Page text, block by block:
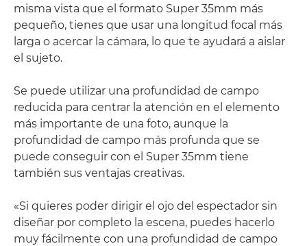
misma vista que el formato Super 35mm más
pequeño, tienes que usar una longitud focal más
larga o acercar la cámara, lo que te ayudará a aislar
el sujeto.
Se puede utilizar una profundidad de campo
reducida para centrar la atención en el elemento
más importante de una foto, aunque la
profundidad de campo más profunda que se
puede conseguir con el Super 35mm tiene
también sus ventajas creativas.
«Si quieres poder dirigir el ojo del espectador sin
diseñar por completo la escena, puedes hacerlo
muy fácilmente con una profundidad de campo